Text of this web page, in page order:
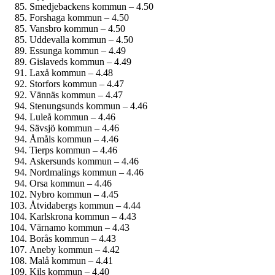
Smedjebackens kommun – 4.50
Forshaga kommun – 4.50
Vansbro kommun – 4.50
Uddevalla kommun – 4.50
Essunga kommun – 4.49
Gislaveds kommun – 4.49
Laxå kommun – 4.48
Storfors kommun – 4.47
Vännäs kommun – 4.47
Stenungsunds kommun – 4.46
Luleå kommun – 4.46
Sävsjö kommun – 4.46
Åmåls kommun – 4.46
Tierps kommun – 4.46
Askersunds kommun – 4.46
Nordmalings kommun – 4.46
Orsa kommun – 4.46
Nybro kommun – 4.45
Åtvidabergs kommun – 4.44
Karlskrona kommun – 4.43
Värnamo kommun – 4.43
Borås kommun – 4.43
Aneby kommun – 4.42
Malå kommun – 4.41
Kils kommun – 4.40